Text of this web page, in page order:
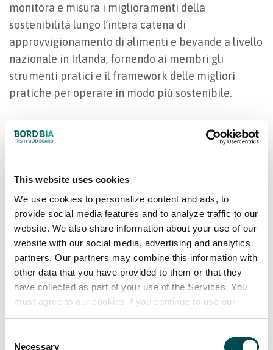
This website uses cookies
We use cookies to personalize content and ads, to
provide social media features and to analyze traffic to our
website. We also share information about your use of our
website with our social media, advertising and analytics
partners. Our partners may combine this information with
other data that you have provided to them or that they
have collected as part of your use of the Services. You
must agree to our cookies if you continue to use our
website.
Necessary
monitora e misura i miglioramenti della
sostenibilità lungo l’intera catena di
approvvigionamento di alimenti e bevande a livello
nazionale in Irlanda, fornendo ai membri gli
strumenti pratici e il framework delle migliori
pratiche per operare in modo più sostenibile.
I membri di Origin Green vengono verificati in
così quando acquisti cibo e bevande da loro puoi
fidarti che stai acquistando prodotti sostenibili da
persone che amano l’ambiente. Puoi leggere di più
Origin Green qui.
Ti aiutiamo a trovare soluzioni sostenibili
database di oltre 250 fornitori di alimenti e